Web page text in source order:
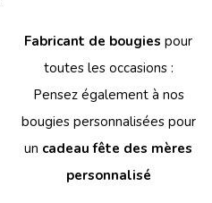
Fabricant de bougies pour
toutes les occasions :
Pensez également à nos
bougies personnalisées pour
un cadeau fête des mères
personnalisé